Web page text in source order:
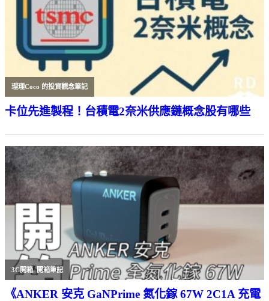
理理Coco 的投資觀念筆記
卡位先進製程！台積電2奈米供應鏈概念股有哪些
3C開箱,開箱筆記
《ANKER 安克 GaNPrime 氮化鎵 67W 2C1A 充電